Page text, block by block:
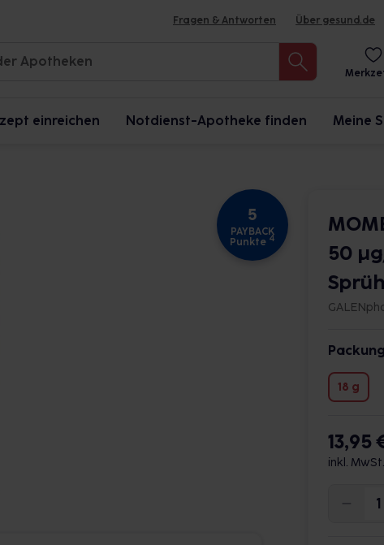
Fragen & Antworten Über gesund.de
einreichen Notdienst-Apotheke finden Meine
5
PAYBACK
Punkte 4
50
18 g
13,95
inkl. MwSt.